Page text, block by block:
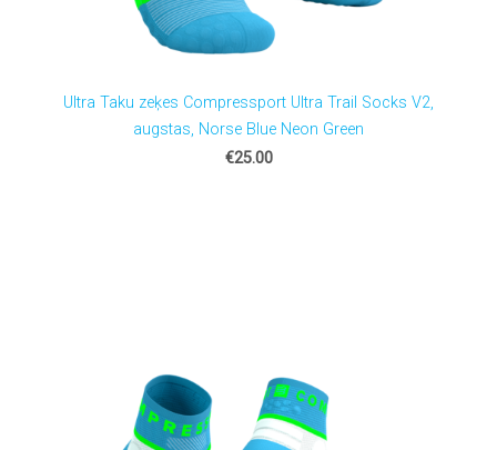
Ultra Taku zeķes Compressport Ultra Trail Socks V2,
augstas, Norse Blue Neon Green
€25.00